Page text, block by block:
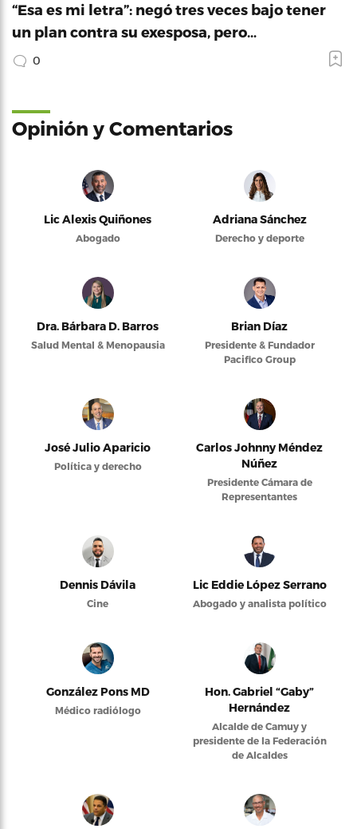
“Esa es mi letra”: negó tres veces bajo tener
un plan contra su exesposa, pero…
0
Opinión y Comentarios
Lic Alexis Quiñones
Abogado
Adriana Sánchez
Derecho y deporte
Dra. Bárbara D. Barros
Salud Mental & Menopausia
Brian Díaz
Presidente & Fundador
Pacifico Group
José Julio Aparicio
Política y derecho
Carlos Johnny Méndez
Núñez
Presidente Cámara de
Representantes
Dennis Dávila
Cine
Lic Eddie López Serrano
Abogado y analista político
González Pons MD
Médico radiólogo
Hon. Gabriel “Gaby”
Hernández
Alcalde de Camuy y
presidente de la Federación
de Alcaldes